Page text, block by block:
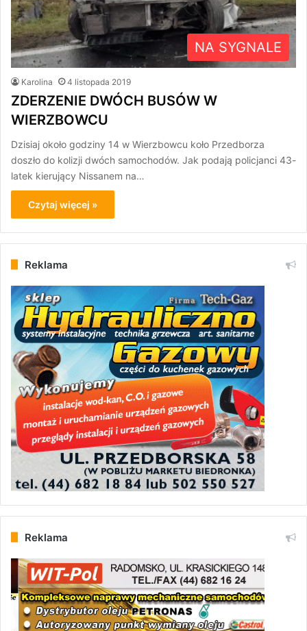
NA SYGNALE
Karolina 4 listopada 2019
ZDERZENIE DWÓCH BUSÓW W
WIERZBOWCU
Dzisiaj około godziny 14 w Wierzbowcu koło Przedborza
doszło do kolizji dwóch samochodów. Jak podają policjanci 43-
latek kierujący Nissanem na…
Czytaj więcej »
Reklama
Reklama